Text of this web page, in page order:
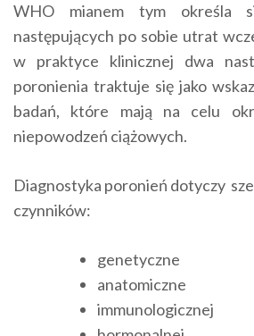
WHO mianem tym określa
następujących po sobie utrat
w praktyce klinicznej dwa
poronienia traktuje się jako
badań, które mają na celu
niepowodzeń ciążowych.
Diagnostyka poronień dotyczy
czynników:
genetyczne
anatomiczne
immunologicznej